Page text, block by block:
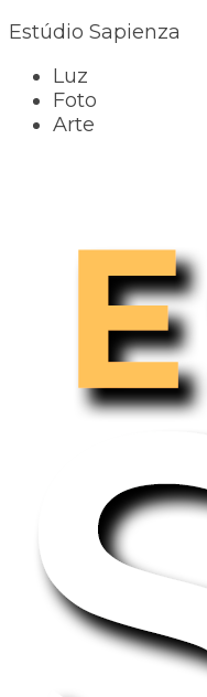
Estúdio Sapienza
Luz
Foto
Arte